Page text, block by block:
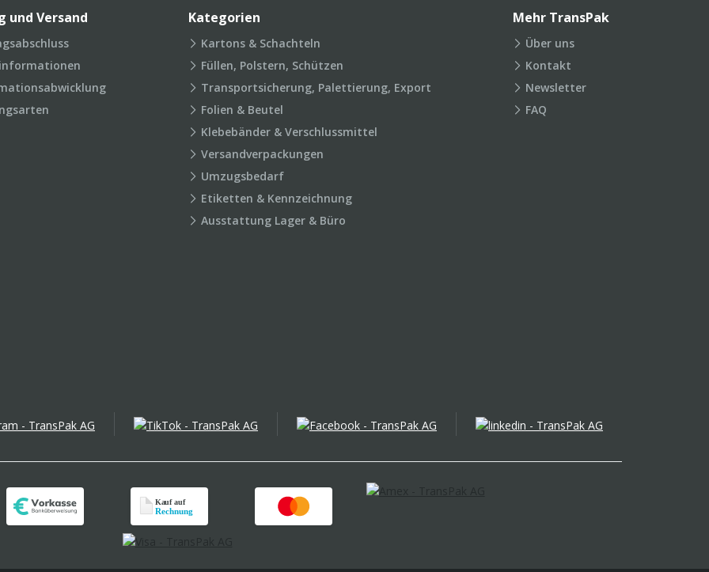
und Versand Kategorien
Kartons & Schachteln
Füllen, Polstern, Schützen
Transportsicherung, Palettierung, Export
Folien & Beutel
Klebebänder & Verschlussmittel
Versandverpackungen
Umzugsbedarf
Etiketten & Kennzeichnung
Ausstattung Lager & Büro
Mehr TransPak
Über uns
Kontakt
Newsletter
FAQ